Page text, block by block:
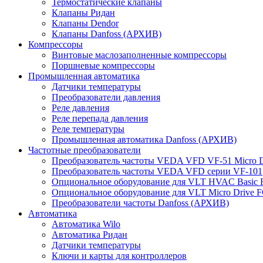
Термостатические клапаны
Клапаны Ридан
Клапаны Dendor
Клапаны Danfoss (АРХИВ)
Компрессоры
Винтовые маслозаполненные компрессоры
Поршневые компрессоры
Промышленная автоматика
Датчики температуры
Преобразователи давления
Реле давления
Реле перепада давления
Реле температуры
Промышленная автоматика Danfoss (АРХИВ)
Частотные преобразователи
Преобразователь частоты VEDA VFD VF-51 Micro
Преобразователь частоты VEDA VFD серии VF-101
Опциональное оборудование для VLT HVAC Basic
Опциональное оборудование для VLT Micro Drive
Преобразователи частоты Danfoss (АРХИВ)
Автоматика
Автоматика Wilo
Автоматика Ридан
Датчики температуры
Ключи и карты для контроллеров